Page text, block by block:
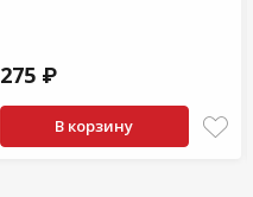
275 ₽
В корзину